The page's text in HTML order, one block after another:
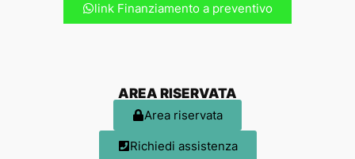
link Finanziamento a preventivo
AREA RISERVATA
Area riservata
Richiedi assistenza